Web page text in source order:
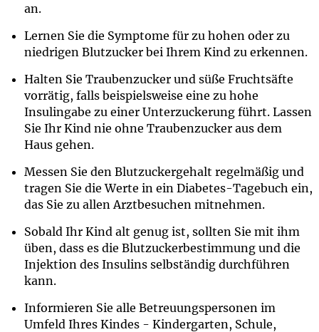
an.
Lernen Sie die Symptome für zu hohen oder zu
niedrigen Blutzucker bei Ihrem Kind zu erkennen.
Halten Sie Traubenzucker und süße Fruchtsäfte
vorrätig, falls beispielsweise eine zu hohe
Insulingabe zu einer Unterzuckerung führt. Lassen
Sie Ihr Kind nie ohne Traubenzucker aus dem
Haus gehen.
Messen Sie den Blutzuckergehalt regelmäßig und
tragen Sie die Werte in ein Diabetes-Tagebuch ein,
das Sie zu allen Arztbesuchen mitnehmen.
Sobald Ihr Kind alt genug ist, sollten Sie mit ihm
üben, dass es die Blutzuckerbestimmung und die
Injektion des Insulins selbständig durchführen
kann.
Informieren Sie alle Betreuungspersonen im
Umfeld Ihres Kindes - Kindergarten, Schule,